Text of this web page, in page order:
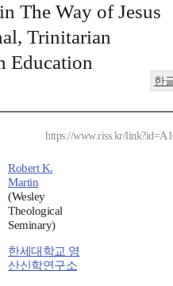
The Way of Jesus
Trinitarian
Education
한
https://www.riss.kr/
Robert K.
Martin
(Wesley
Theological
Seminary)
한세대학교 영
산신학연구소